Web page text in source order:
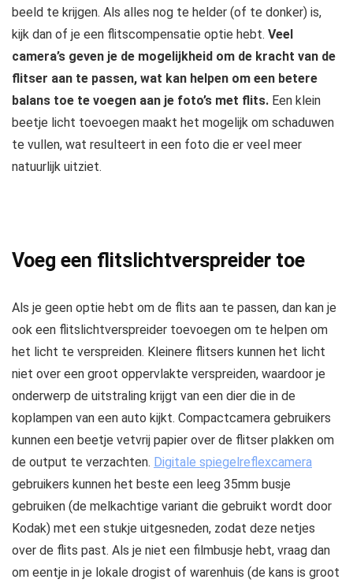
beeld te krijgen. Als alles nog te helder (of te donker) is,
kijk dan of je een flitscompensatie optie hebt. Veel
camera’s geven je de mogelijkheid om de kracht van de
flitser aan te passen, wat kan helpen om een betere
balans toe te voegen aan je foto’s met flits. Een klein
beetje licht toevoegen maakt het mogelijk om schaduwen
te vullen, wat resulteert in een foto die er veel meer
natuurlijk uitziet.
Voeg een flitslichtverspreider toe
Als je geen optie hebt om de flits aan te passen, dan kan je
ook een flitslichtverspreider toevoegen om te helpen om
het licht te verspreiden. Kleinere flitsers kunnen het licht
niet over een groot oppervlakte verspreiden, waardoor je
onderwerp de uitstraling krijgt van een dier die in de
koplampen van een auto kijkt. Compactcamera gebruikers
kunnen een beetje vetvrij papier over de flitser plakken om
de output te verzachten. Digitale spiegelreflexcamera
gebruikers kunnen het beste een leeg 35mm busje
gebruiken (de melkachtige variant die gebruikt wordt door
Kodak) met een stukje uitgesneden, zodat deze netjes
over de flits past. Als je niet een filmbusje hebt, vraag dan
om eentje in je lokale drogist of warenhuis (de kans is groot